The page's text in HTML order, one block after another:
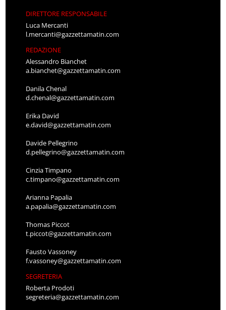
DIRETTORE RESPONSABILE
Luca Mercanti
l.mercanti@gazzettamatin.com
REDAZIONE
Alessandro Bianchet
a.bianchet@gazzettamatin.com
Danila Chenal
d.chenal@gazzettamatin.com
Erika David
e.david@gazzettamatin.com
Davide Pellegrino
d.pellegrino@gazzettamatin.com
Cinzia Timpano
c.timpano@gazzettamatin.com
Arianna Papalia
a.papalia@gazzettamatin.com
Thomas Piccot
t.piccot@gazzettamatin.com
Fausto Vassoney
f.vassoney@gazzettamatin.com
SEGRETERIA
Roberta Prodoti
segreteria@gazzettamatin.com